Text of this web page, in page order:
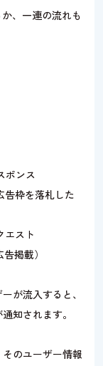
、一連の流れも
ポンス
告枠を落札した
エスト
掲載）
が流入すると、
知されます。
のユーザー情報